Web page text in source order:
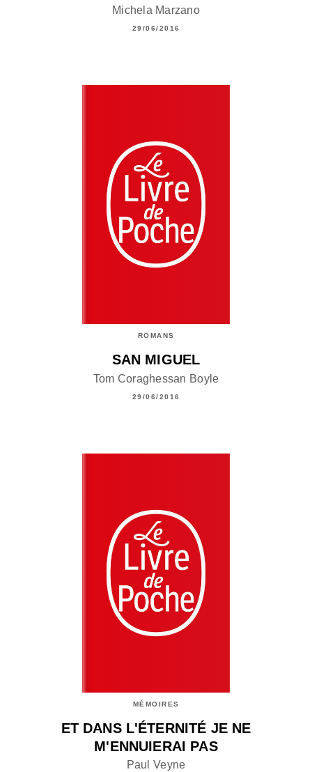
Michela Marzano
29/06/2016
ROMANS
SAN MIGUEL
Tom Coraghessan Boyle
29/06/2016
MÉMOIRES
ET DANS L'ÉTERNITÉ JE NE
M'ENNUIERAI PAS
Paul Veyne